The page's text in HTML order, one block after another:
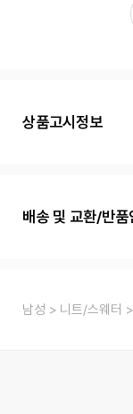
상품고시정보
배송 및 교환/반품
남성 니트/스웨터